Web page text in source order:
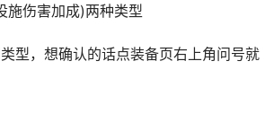
施伤害加成)两种类型
型，想确认的话点装备页右上角问号就